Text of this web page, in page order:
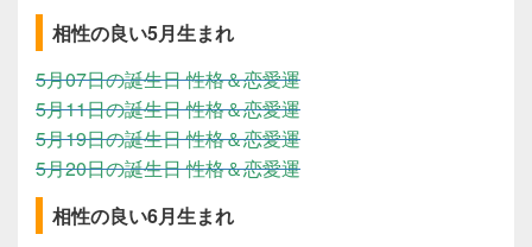
相性の良い5月生まれ
5月07日の誕生日 性格＆恋愛運
5月11日の誕生日 性格＆恋愛運
5月19日の誕生日 性格＆恋愛運
5月20日の誕生日 性格＆恋愛運
相性の良い6月生まれ